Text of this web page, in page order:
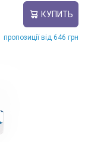
КУПИТЬ
від 646 грн